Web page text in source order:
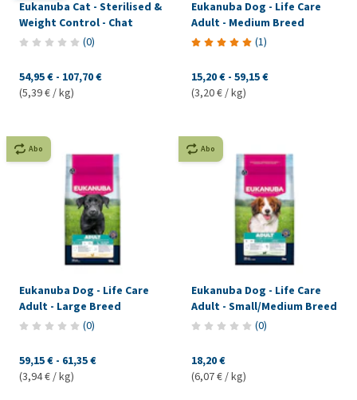
Eukanuba Cat - Sterilised &
Weight Control - Chat
(0)
54,95 € - 107,70 €
(5,39 € / kg)
Eukanuba Dog - Life Care
Adult - Medium Breed
(1)
15,20 € - 59,15 €
(3,20 € / kg)
Abo
Eukanuba Dog - Life Care
Adult - Large Breed
(0)
59,15 € - 61,35 €
(3,94 € / kg)
Abo
Eukanuba Dog - Life Care
Adult - Small/Medium Breed
(0)
18,20 €
(6,07 € / kg)